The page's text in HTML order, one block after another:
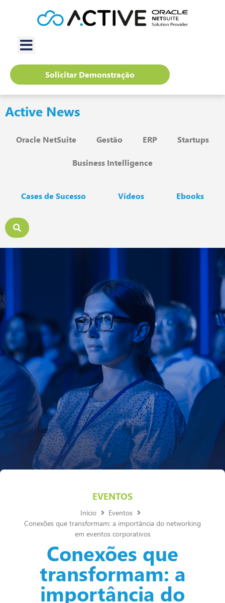
Solicitar Demonstração
Active News
Oracle NetSuite Gestão ERP Startups
Business Intelligence
Cases de Sucesso Vídeos Ebooks
EVENTOS
Início
Eventos
Conexões que transformam: a importância do networking
em eventos corporativos
Conexões que
transformam: a
importância do